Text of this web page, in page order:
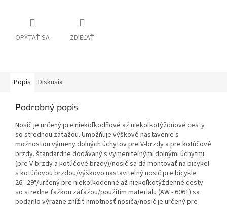
OPÝTAŤ SA ZDIEĽAŤ
Popis Diskusia
Podrobný popis
Nosič je určený pre niekoľkodňové až niekoľkotýždňové cesty
so strednou záťažou. Umožňuje výškové nastavenie s
možnosťou výmeny dolných úchytov pre V-brzdy a pre kotúčové
brzdy. štandardne dodávaný s vymeniteľnými dolnými úchytmi
(pre V-brzdy a kotúčové brzdy)/nosič sa dá montovať na bicykel
s kotúčovou brzdou/výškovo nastaviteľný nosič pre bicykle
26"-29"/určený pre niekoľkodenné až niekoľkotýždenné cesty
so stredne ťažkou záťažou/použitím materiálu (AW - 6061) sa
podarilo výrazne znížiť hmotnosť nosiča/nosič je určený pre